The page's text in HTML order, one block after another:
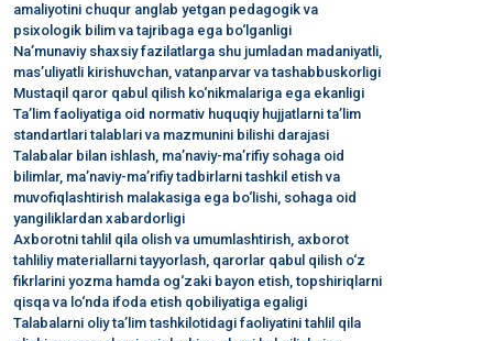
amaliyotini chuqur anglab yetgan pedagogik va
psixologik bilim va tajribaga ega bo‘lganligi
Na’munaviy shaxsiy fazilatlarga shu jumladan madaniyatli,
mas’uliyatli kirishuvchan, vatanparvar va tashabbuskorligi
Mustaqil qaror qabul qilish ko‘nikmalariga ega ekanligi
Ta’lim faoliyatiga oid normativ huquqiy hujjatlarni ta’lim
standartlari talablari va mazmunini bilishi darajasi
Talabalar bilan ishlash, ma’naviy-ma’rifiy sohaga oid
bilimlar, ma’naviy-ma’rifiy tadbirlarni tashkil etish va
muvofiqlashtirish malakasiga ega bo‘lishi, sohaga oid
yangiliklardan xabardorligi
Axborotni tahlil qila olish va umumlashtirish, axborot
tahliliy materiallarni tayyorlash, qarorlar qabul qilish o‘z
fikrlarini yozma hamda og‘zaki bayon etish, topshiriqlarni
qisqa va lo‘nda ifoda etish qobiliyatiga egaligi
Talabalarni oliy ta’lim tashkilotidagi faoliyatini tahlil qila